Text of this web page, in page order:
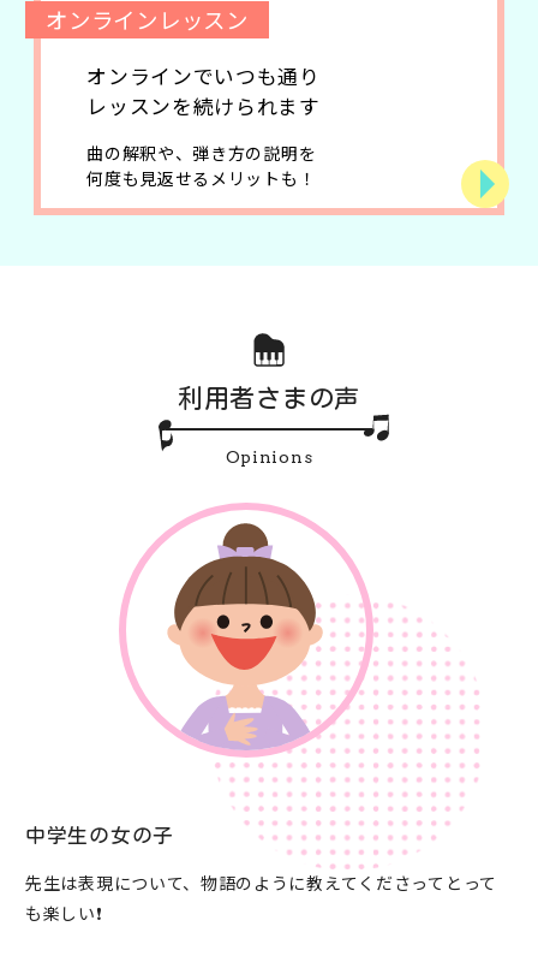
オンラインレッスン
オンラインでいつも通り
レッスンを続けられます
曲の解釈や、弾き方の説明を
何度も見返せるメリットも！
利用者さまの声
Opinions
教えてくださってとって
小学生の女の子
とても細かく、1人1人に合った